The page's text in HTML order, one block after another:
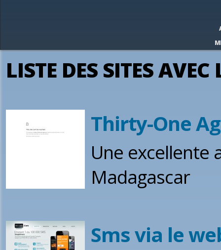
LISTE DES SITES
Thirty-One
Une excellente
Madagascar
Sms via le